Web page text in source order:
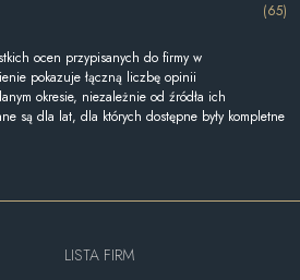
(65)
ocen przypisanych do firmy w
pokazuje łączną liczbę opinii
okresie, niezależnie od źródła ich
są dla lat, dla których dostępne były kompletne
LISTA FIRM